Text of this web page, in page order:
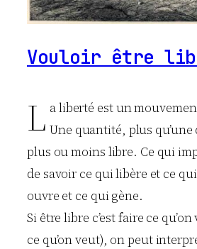
Vouloir être
L a liberté est un
Une quantité, plus
plus ou moins libre. Ce qui
de savoir ce qui libère et ce
ouvre et ce qui gène.
Si être libre c’est faire ce
ce qu’on veut), on peut